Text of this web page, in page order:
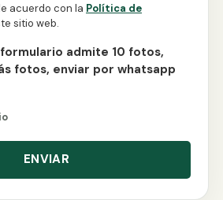
acuerdo con la Política de
sitio web.
formulario admite 10 fotos,
fotos, enviar por whatsapp